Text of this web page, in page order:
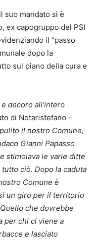
suo mandato si è
ex capogruppo del PSI
il “passo
dopo la
sul piano della cura e
decoro all’intero
di Notaristefano –
il nostro Comune,
Gianni Papasso
stimolava le varie ditte
ciò. Dopo la caduta
Comune è
un giro per il territorio
che dovrebbe
per chi ci viene a
e lasciato